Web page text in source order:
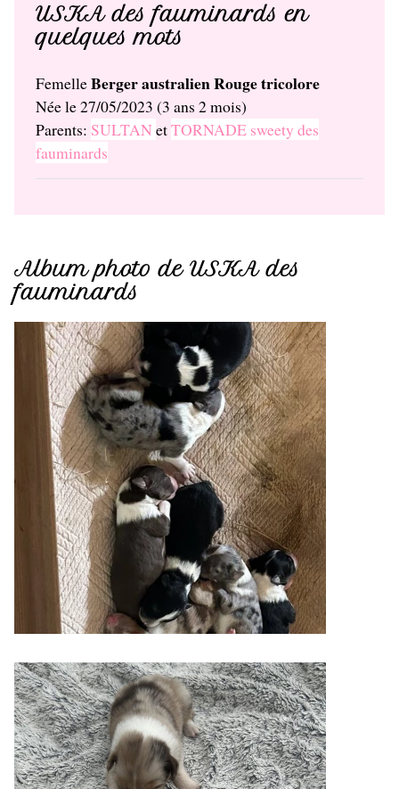
USKA des fauminards en
quelques mots
FemelleBerger australien Rouge tricolore
Née le 27/05/2023 (3 ans 2 mois)
Parents: SULTAN etTORNADE sweety des
fauminards
Album photo de USKA des
fauminards